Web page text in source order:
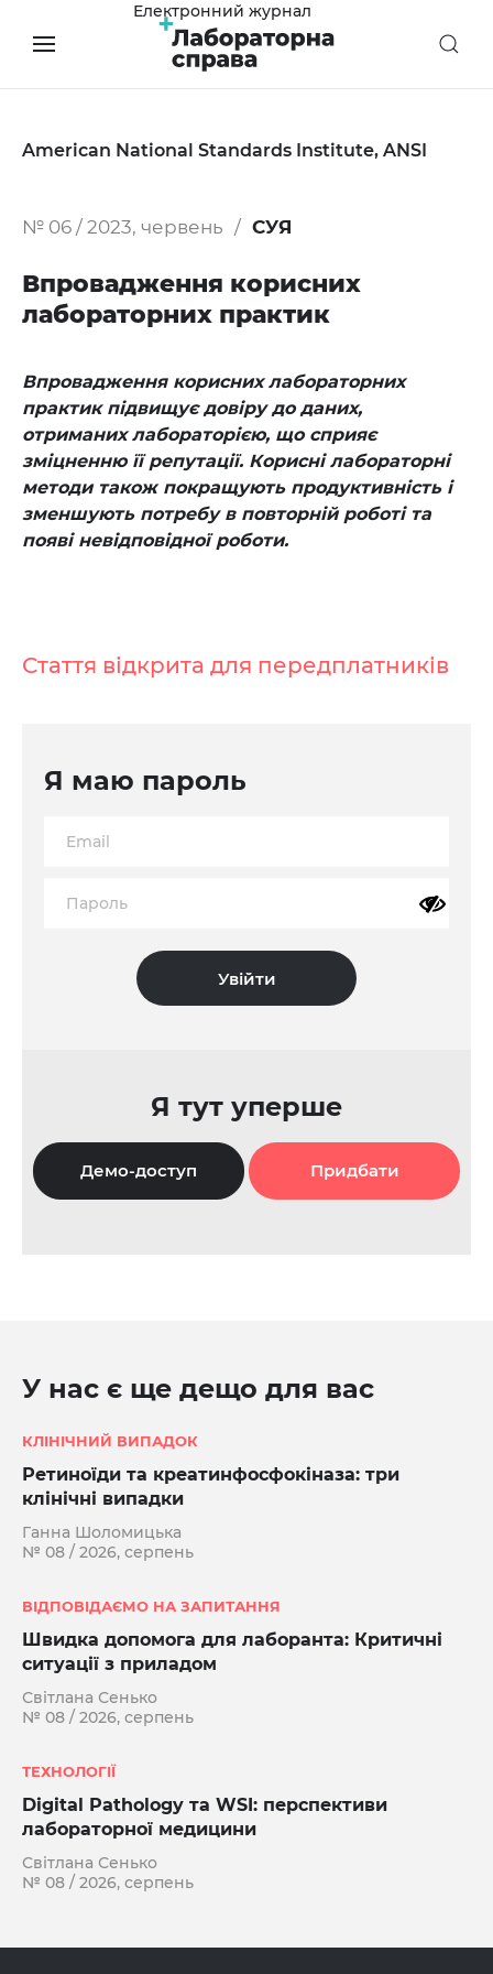
Електронний журнал
American National Standards Institute, ANSI
№ 06 / 2023, червень СУЯ
Впровадження корисних
лабораторних практик
Впровадження корисних лабораторних
практик підвищує довіру до даних,
отриманих лабораторією, що сприяє
зміцненню її репутації. Корисні лабораторні
методи також покращують продуктивність і
зменшують потребу в повторній роботі та
появі невідповідної роботи.
Стаття відкрита для передплатників
Я маю пароль
Я тут уперше
Демо-доступ Придбати
У нас є ще дещо для вас
КЛІНІЧНИЙ ВИПАДОК
Ретиноїди та креатинфосфокіназа: три
клінічні випадки
Ганна Шоломицька
№ 08 / 2026, серпень
ВІДПОВІДАЄМО НА ЗАПИТАННЯ
Швидка допомога для лаборанта: Критичні
ситуації з приладом
Світлана Сенько
№ 08 / 2026, серпень
ТЕХНОЛОГІЇ
Digital Pathology та WSI: перспективи
лабораторної медицини
Світлана Сенько
№ 08 / 2026, серпень